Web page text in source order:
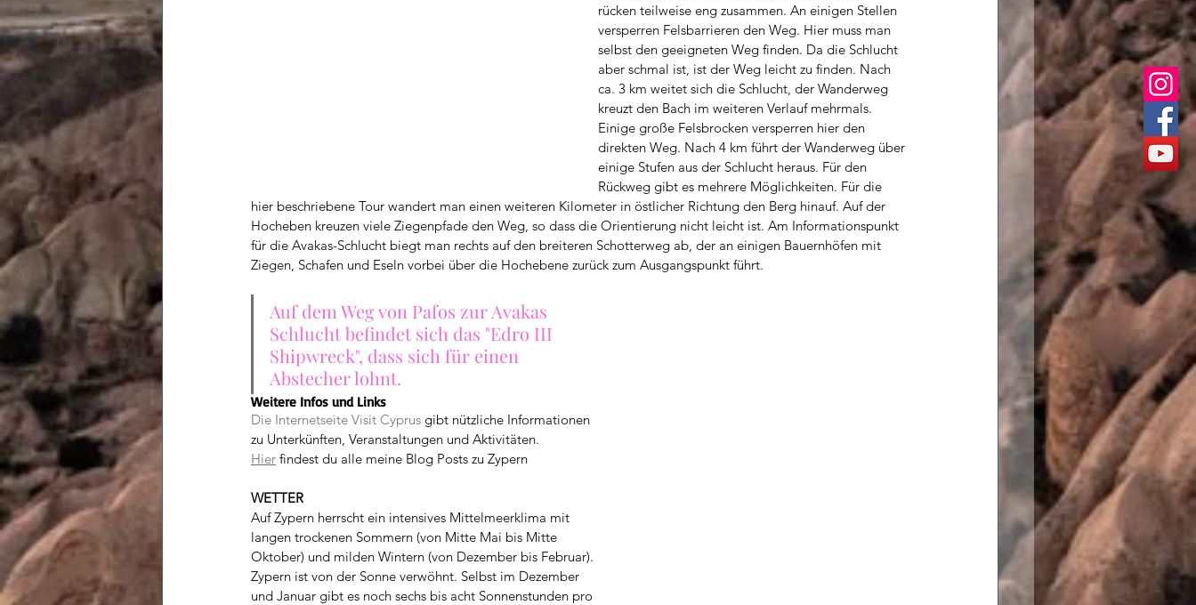
rücken teilweise eng zusammen. An einigen Stellen
versperren Felsbarrieren den Weg. Hier muss man
selbst den geeigneten Weg finden. Da die Schlucht
aber schmal ist, ist der Weg leicht zu finden. Nach
ca. 3 km weitet sich die Schlucht, der Wanderweg
kreuzt den Bach im weiteren Verlauf mehrmals.
Einige große Felsbrocken versperren hier den
direkten Weg. Nach 4 km führt der Wanderweg über
einige Stufen aus der Schlucht heraus. Für den
Rückweg gibt es mehrere Möglichkeiten. Für die
hier beschriebene Tour wandert man einen weiteren Kilometer in östlicher Richtung den Berg hinauf. Auf der
Hocheben kreuzen viele Ziegenpfade den Weg, so dass die Orientierung nicht leicht ist. Am Informationspunkt
für die Avakas-Schlucht biegt man rechts auf den breiteren Schotterweg ab, der an einigen Bauernhöfen mit
Ziegen, Schafen und Eseln vorbei über die Hochebene zurück zum Ausgangspunkt führt.
Auf dem Weg von Pafos zur Avakas
Schlucht befindet sich das "Edro III
Shipwreck", dass sich für einen
Abstecher lohnt.
Weitere Infos und Links
Die Internetseite Visit Cyprus gibt nützliche Informationen
zu Unterkünften, Veranstaltungen und Aktivitäten.
Hier findest du alle meine Blog Posts zu Zypern
WETTER
Auf Zypern herrscht ein intensives Mittelmeerklima mit
langen trockenen Sommern (von Mitte Mai bis Mitte
Oktober) und milden Wintern (von Dezember bis Februar).
Zypern ist von der Sonne verwöhnt. Selbst im Dezember
und Januar gibt es noch sechs bis acht Sonnenstunden pro